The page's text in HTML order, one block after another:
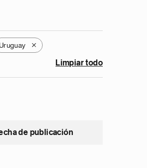
X
Limpiar todo
de publicación